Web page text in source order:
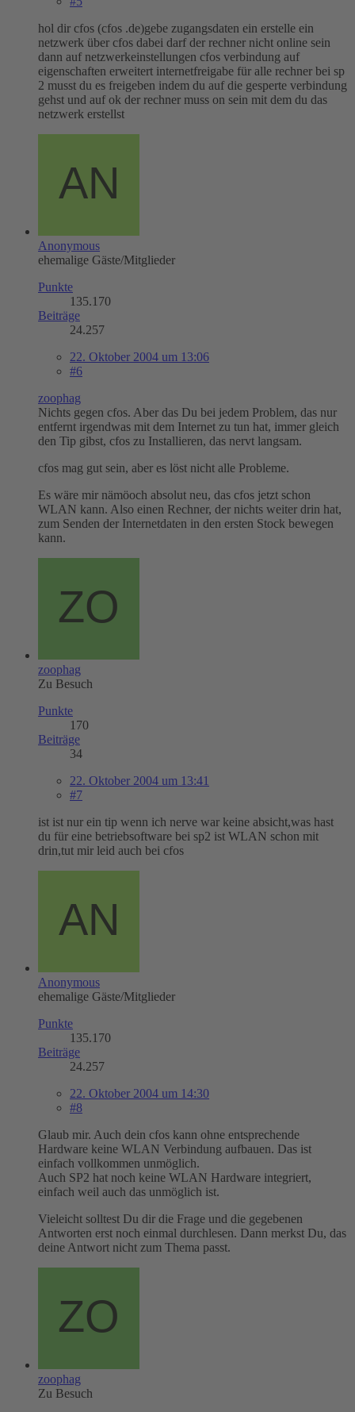
hol dir cfos (cfos .de)gebe zugangsdaten ein erstelle ein
netzwerk über cfos dabei darf der rechner nicht online sein
dann auf netzwerkeinstellungen cfos verbindung auf
eigenschaften erweitert internetfreigabe für alle rechner bei sp
2 musst du es freigeben indem du auf die gesperte verbindung
gehst und auf ok der rechner muss on sein mit dem du das
netzwerk erstellst
Anonymous
ehemalige Gäste/Mitglieder
Punkte
135.170
Beiträge
24.257
22. Oktober 2004 um 13:06
#6
zoophag
Nichts gegen cfos. Aber das Du bei jedem Problem, das nur
entfernt irgendwas mit dem Internet zu tun hat, immer gleich
den Tip gibst, cfos zu Installieren, das nervt langsam.
cfos mag gut sein, aber es löst nicht alle Probleme.
Es wäre mir nämöoch absolut neu, das cfos jetzt schon
WLAN kann. Also einen Rechner, der nichts weiter drin hat,
zum Senden der Internetdaten in den ersten Stock bewegen
kann.
zoophag
Zu Besuch
Punkte
170
Beiträge
34
22. Oktober 2004 um 13:41
#7
ist ist nur ein tip wenn ich nerve war keine absicht,was hast
du für eine betriebsoftware bei sp2 ist WLAN schon mit
drin,tut mir leid auch bei cfos
Anonymous
ehemalige Gäste/Mitglieder
Punkte
135.170
Beiträge
24.257
22. Oktober 2004 um 14:30
#8
Glaub mir. Auch dein cfos kann ohne entsprechende
Hardware keine WLAN Verbindung aufbauen. Das ist
einfach vollkommen unmöglich.
Auch SP2 hat noch keine WLAN Hardware integriert,
einfach weil auch das unmöglich ist.
Vieleicht solltest Du dir die Frage und die gegebenen
Antworten erst noch einmal durchlesen. Dann merkst Du, das
deine Antwort nicht zum Thema passt.
zoophag
Zu Besuch